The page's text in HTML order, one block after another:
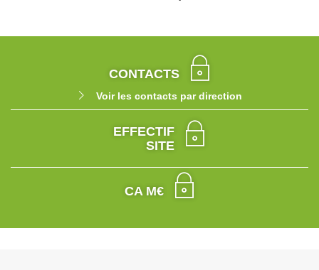
CONTACTS
Voir les contacts par direction
EFFECTIF
SITE
CA M€